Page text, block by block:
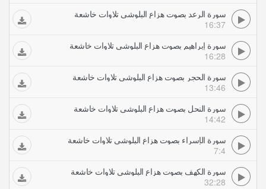
سورة الرعد بصوت هزاع البلوشي تلاوات خاشعة
16:37
سورة إبراهيم بصوت هزاع البلوشي تلاوات خاشعة
16:28
سورة الحجر بصوت هزاع البلوشي تلاوات خاشعة
13:46
سورة النحل بصوت هزاع البلوشي تلاوات خاشعة
14:42
سورة الإسراء بصوت هزاع البلوشي تلاوات خاشعة
7:4
سورة الكهف بصوت هزاع البلوشي تلاوات خاشعة
32:28